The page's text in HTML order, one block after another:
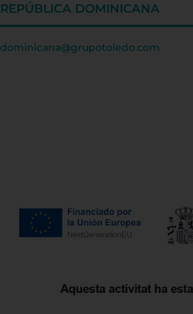
REPÚBLICA DOMINICANA
dominicana@grupotoledo.com